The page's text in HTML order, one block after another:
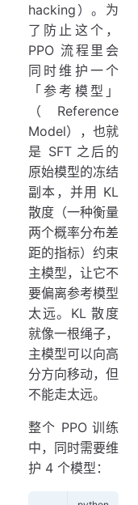
hacking）。为
了防止这个，
PPO 流程里会
同时维护一个
「参考模型」
（Reference
Model），也就
是 SFT 之后的
原始模型的冻结
副本，并用 KL
散度（一种衡量
两个概率分布差
距的指标）约束
主模型，让它不
要偏离参考模型
太远。KL 散度
就像一根绳子，
主模型可以向高
分方向移动，但
不能走太远。
整个 PPO 训练
中，同时需要维
护 4 个模型：